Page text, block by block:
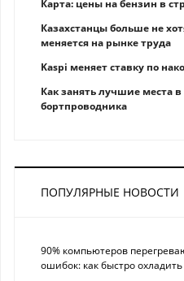
Карта: цены на бензин в
Казахстанцы больше не
меняется на рынке труда
Kaspi меняет ставку по
Как занять лучшие места в
бортпроводника
ПОПУЛЯРНЫЕ НОВОСТИ
90% компьютеров
ошибок: как быстро